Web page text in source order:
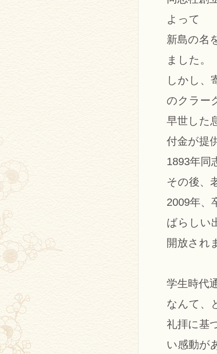
よって
新島の名
ました。
しかし、
のクラー
早世した
付金が提
1893年同
その後、
2009年、
ばらしい
開放され
学生時代
なんて、
礼拝に基
い感動が